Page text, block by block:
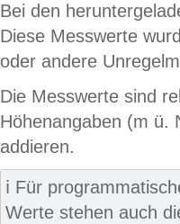
Bei den
Diese Messwerte
oder andere
Die Messwerte sind
Höhenangaben (m ü.
addieren.
ℹ️ Für
Werte stehen auch